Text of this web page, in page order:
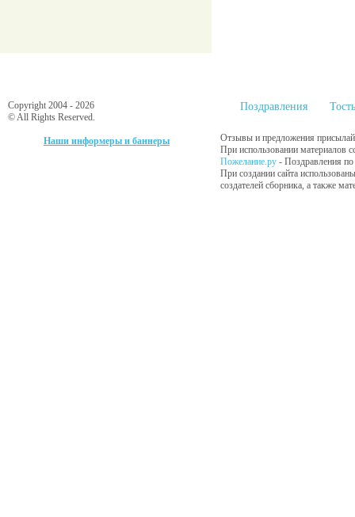
Copyright 2004 - 2026
© All Rights Reserved.
Наши информеры и баннеры
Поздравления
Отзывы и предложения
При использовании материалов
Пожелание.ру - Поздравления
При создании сайта
создателей сборника, а также